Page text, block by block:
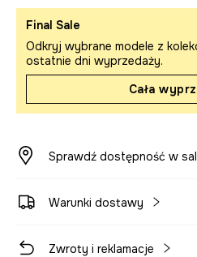
Final Sale
Odkryj wybrane modele z
ostatnie dni wyprzedaży.
Cała
Sprawdź dostępność w
Warunki dostawy
Zwroty i reklamacje